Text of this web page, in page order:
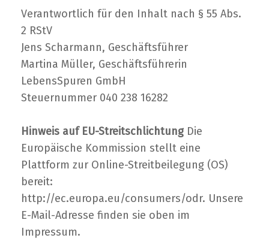
Verantwortlich für den Inhalt nach § 55 Abs.
2 RStV
Jens Scharmann, Geschäftsführer
Martina Müller, Geschäftsführerin
LebensSpuren GmbH
Steuernummer 040 238 16282
Hinweis auf EU-Streitschlichtung Die
Europäische Kommission stellt eine
Plattform zur Online-Streitbeilegung (OS)
bereit:
http://ec.europa.eu/consumers/odr. Unsere
E-Mail-Adresse finden sie oben im
Impressum.